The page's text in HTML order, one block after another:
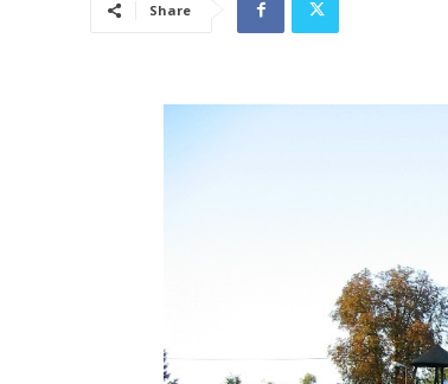
Share